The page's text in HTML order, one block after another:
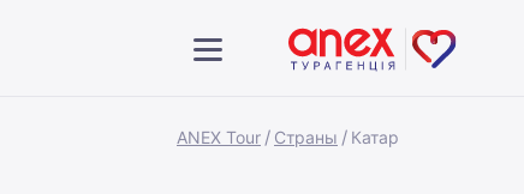
ANEX Tour Страны Катар